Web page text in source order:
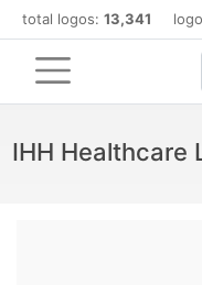
total logos: 13,341
IHH Healthcare